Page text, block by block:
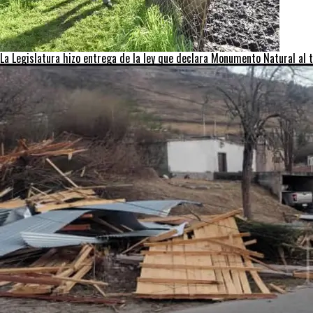
La Legislatura hizo entrega de la ley que declara Monumento Natural al